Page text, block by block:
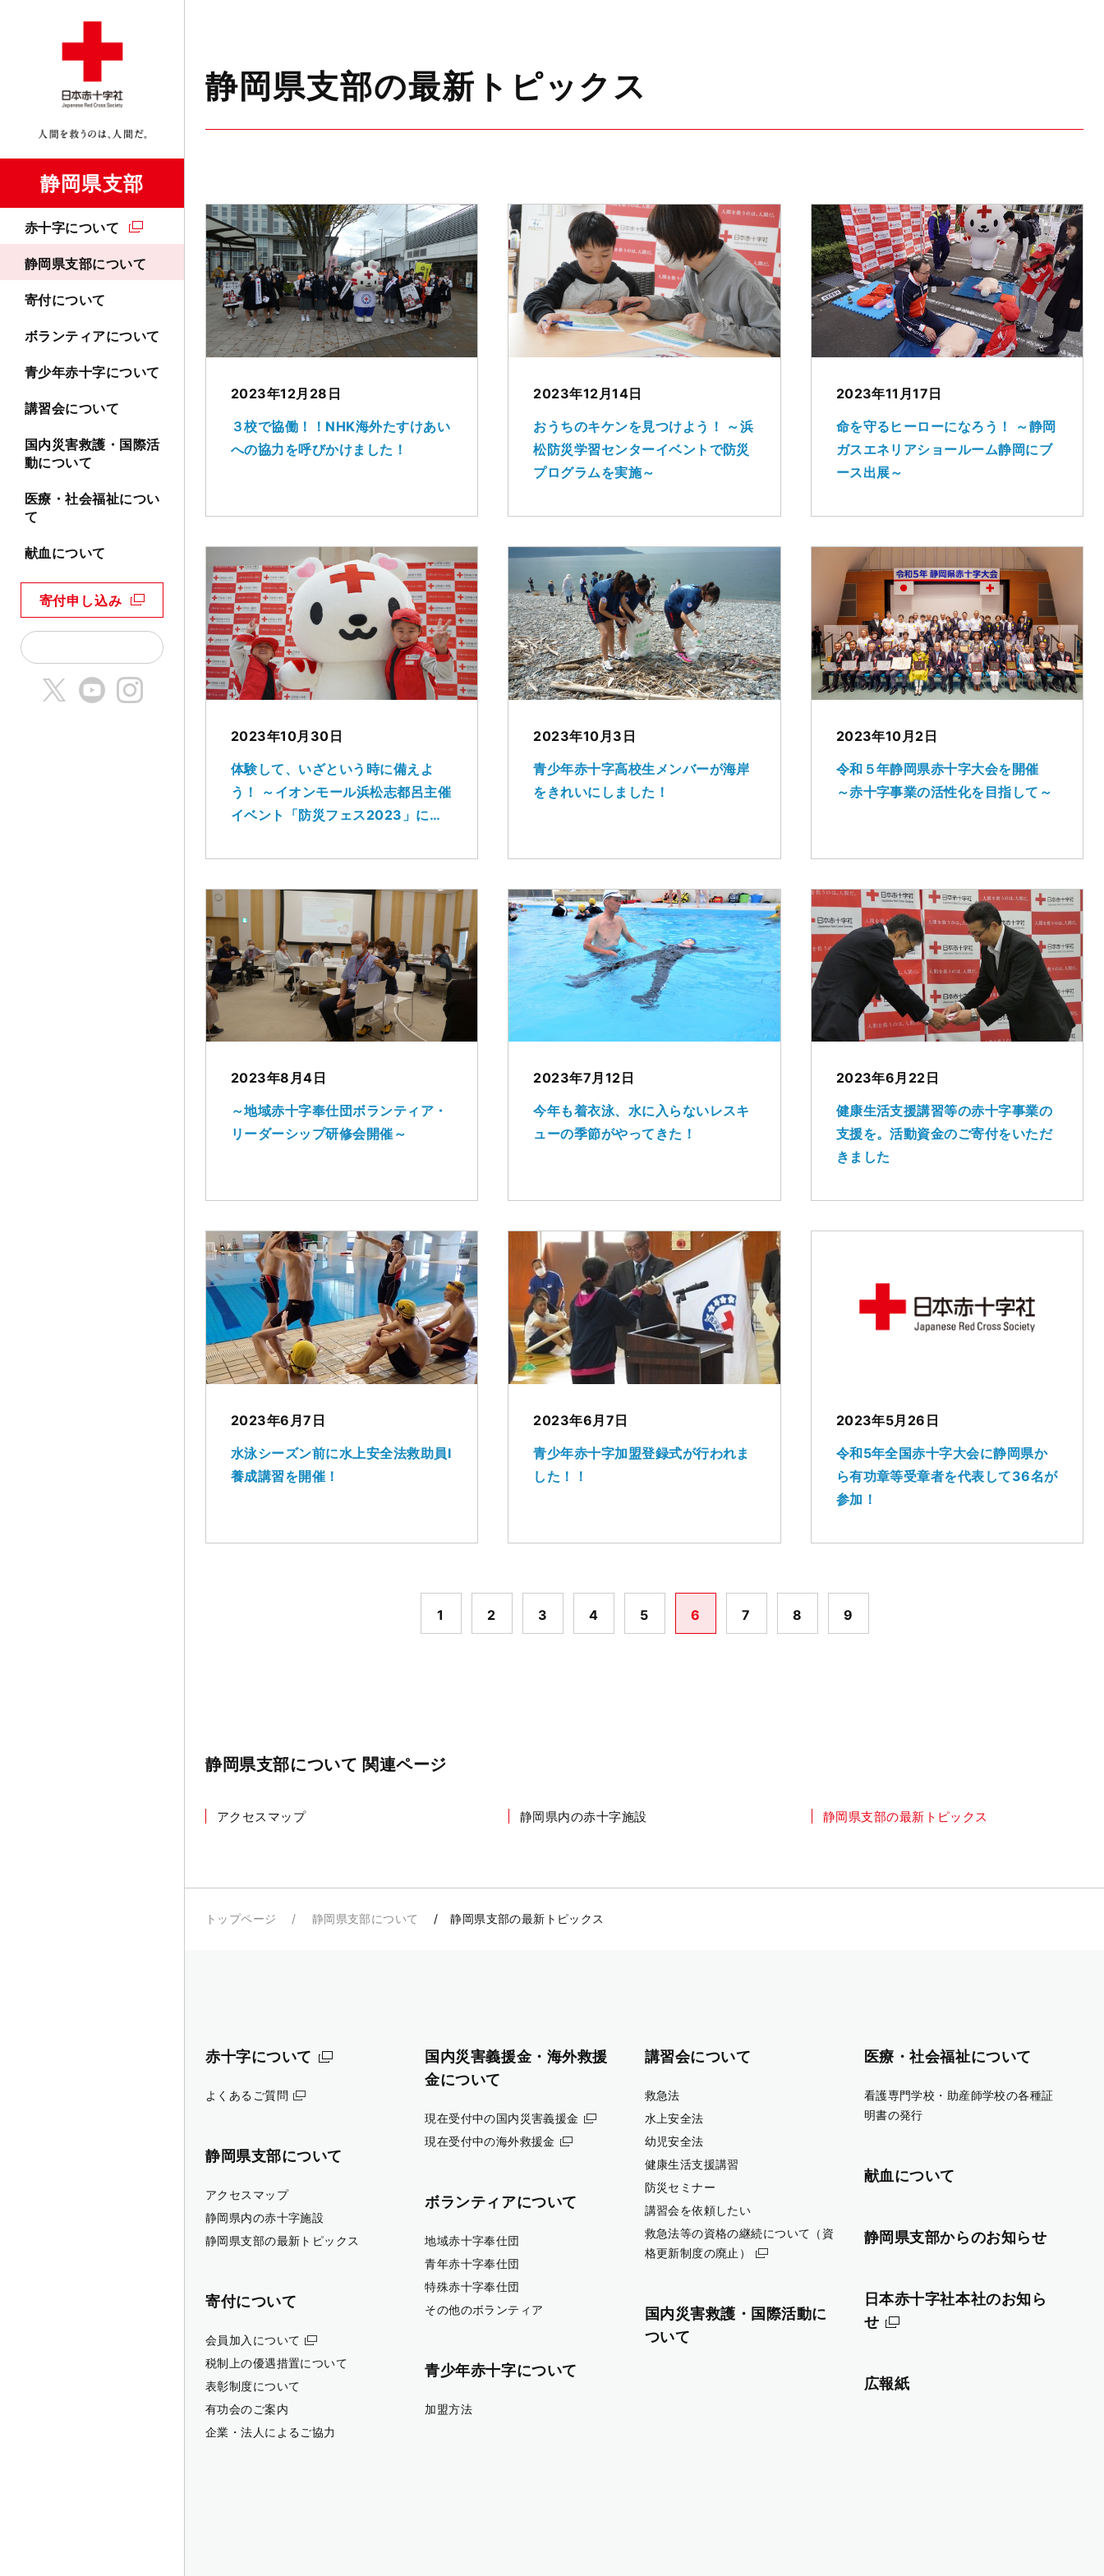
静岡県支部
赤十字について
静岡県支部について
寄付について
ボランティアについて
青少年赤十字について
講習会について
国内災害救護・国際活
動について
医療・社会福祉につい
て
献血について
寄付申し込み
静岡県支部の最新トピックス
2023年12月28日
３校で協働！！NHK海外たすけあい
への協力を呼びかけました！
2023年12月14日
おうちのキケンを見つけよう！ ～浜
松防災学習センターイベントで防災
プログラムを実施～
2023年11月17日
命を守るヒーローになろう！ ～静岡
ガスエネリアショールーム静岡にブ
ース出展～
2023年10月30日
体験して、いざという時に備えよ
う！ ～イオンモール浜松志都呂主催
イベント「防災フェス2023」にブ
2023年10月3日
青少年赤十字高校生メンバーが海岸
をきれいにしました！
2023年10月2日
令和５年静岡県赤十字大会を開催
～赤十字事業の活性化を目指して～
2023年8月4日
～地域赤十字奉仕団ボランティア・
リーダーシップ研修会開催～
2023年7月12日
今年も着衣泳、水に入らないレスキ
ューの季節がやってきた！
2023年6月22日
健康生活支援講習等の赤十字事業の
支援を。活動資金のご寄付をいただ
きました
2023年6月7日
水泳シーズン前に水上安全法救助員Ⅰ
養成講習を開催！
2023年6月7日
青少年赤十字加盟登録式が行われま
した！！
2023年5月26日
令和5年全国赤十字大会に静岡県か
ら有功章等受章者を代表して36名が
参加！
1 2 3 4 5 6 7 8 9
静岡県支部について 関連ページ
アクセスマップ 静岡県内の赤十字施設 静岡県支部の最新トピックス
トップページ 静岡県支部について 静岡県支部の最新トピックス
赤十字について
よくあるご質問
静岡県支部について
アクセスマップ
静岡県内の赤十字施設
静岡県支部の最新トピックス
寄付について
会員加入について
税制上の優遇措置について
表彰制度について
有功会のご案内
企業・法人によるご協力
国内災害義援金・海外救援
金について
現在受付中の国内災害義援金
現在受付中の海外救援金
ボランティアについて
地域赤十字奉仕団
青年赤十字奉仕団
特殊赤十字奉仕団
その他のボランティア
青少年赤十字について
加盟方法
講習会について
救急法
水上安全法
幼児安全法
健康生活支援講習
防災セミナー
講習会を依頼したい
救急法等の資格の継続について（資
格更新制度の廃止）
国内災害救護・国際活動に
ついて
医療・社会福祉について
看護専門学校・助産師学校の各種証
明書の発行
献血について
静岡県支部からのお知らせ
日本赤十字社本社のお知ら
せ
広報紙